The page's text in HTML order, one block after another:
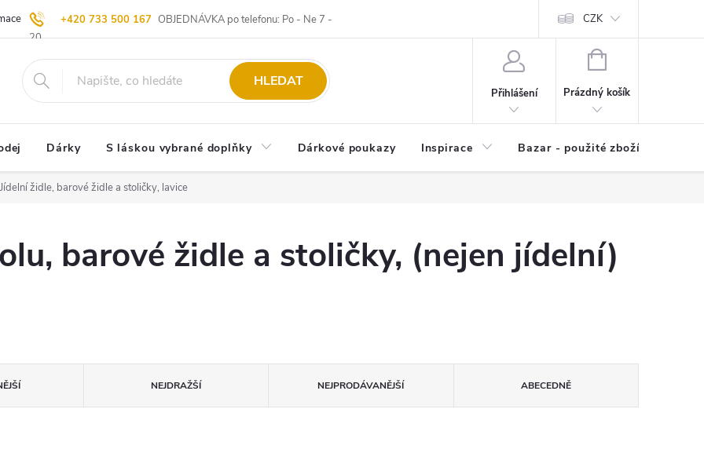
+420 733 500 167 OBJEDNÁVKA po telefonu: Po - Ne 7 -
20
| Vrácení zboží Blog 20 let u Starých Komisní prodej | Výkup zboží Kvalita zboží Spolupráce |
CZK
HLEDAT
Přihlášení
NÁKUPNÍ
Prázdný košík
Dárky S láskou vybrané doplňky Dárkové poukazy Inspirace Bazar - použité zboží
Jídelní židle, barové židle a stoličky, lavice
barové židle a stoličky, (nejen jídelní)
NEJDRAŽŠÍ NEJPRODÁVANĚJŠÍ ABECEDNĚ